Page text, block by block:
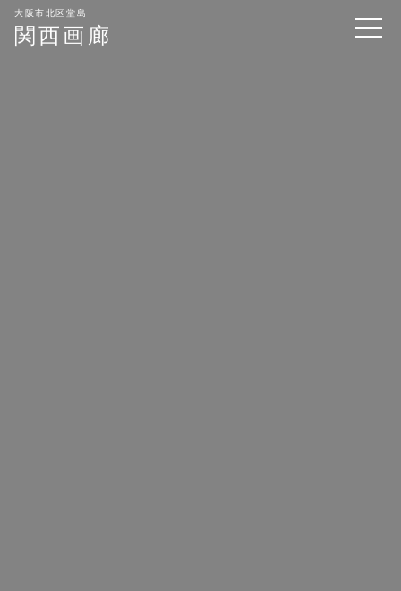
関西画廊
大阪市北区堂島